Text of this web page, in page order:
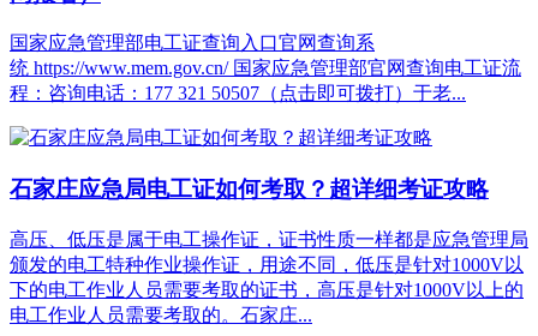
国家应急管理部电工证查询入口官网查询系
统 https://www.mem.gov.cn/ 国家应急管理部官网查询电工证流
程：咨询电话：177 321 50507（点击即可拨打）于老...
石家庄应急局电工证如何考取？超详细考证攻略
高压、低压是属于电工操作证，证书性质一样都是应急管理局
颁发的电工特种作业操作证，用途不同，低压是针对1000V以
下的电工作业人员需要考取的证书，高压是针对1000V以上的
电工作业人员需要考取的。石家庄...